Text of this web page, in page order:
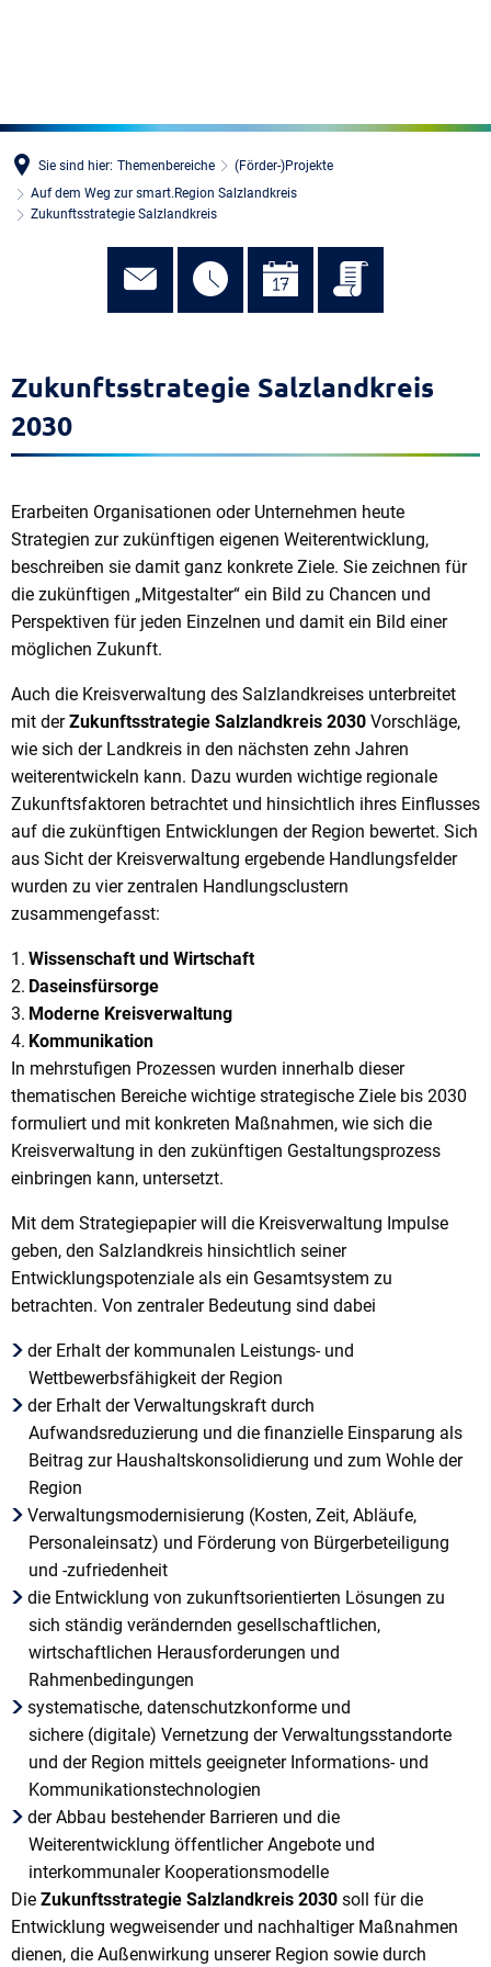
Sie sind hier: Themenbereiche
(Förder-)Projekte
Auf dem Weg zur smart.Region Salzlandkreis
Zukunftsstrategie Salzlandkreis
Zukunftsstrategie Salzlandkreis
2030
Erarbeiten Organisationen oder Unternehmen heute
Strategien zur zukünftigen eigenen Weiterentwicklung,
beschreiben sie damit ganz konkrete Ziele. Sie zeichnen für
die zukünftigen „Mitgestalter“ ein Bild zu Chancen und
Perspektiven für jeden Einzelnen und damit ein Bild einer
möglichen Zukunft.
Auch die Kreisverwaltung des Salzlandkreises unterbreitet
mit derZukunftsstrategie Salzlandkreis 2030 Vorschläge,
wie sich der Landkreis in den nächsten zehn Jahren
weiterentwickeln kann. Dazu wurden wichtige regionale
Zukunftsfaktoren betrachtet und hinsichtlich ihres Einflusses
auf die zukünftigen Entwicklungen der Region bewertet. Sich
aus Sicht der Kreisverwaltung ergebende Handlungsfelder
wurden zu vier zentralen Handlungsclustern
zusammengefasst:
Wissenschaft und Wirtschaft
Daseinsfürsorge
Moderne Kreisverwaltung
Kommunikation
In mehrstufigen Prozessen wurden innerhalb dieser
thematischen Bereiche wichtige strategische Ziele bis 2030
formuliert und mit konkreten Maßnahmen, wie sich die
Kreisverwaltung in den zukünftigen Gestaltungsprozess
einbringen kann, untersetzt.
Mit dem Strategiepapier will die Kreisverwaltung Impulse
geben, den Salzlandkreis hinsichtlich seiner
Entwicklungspotenziale als ein Gesamtsystem zu
betrachten. Von zentraler Bedeutung sind dabei
der Erhalt der kommunalen Leistungs- und
Wettbewerbsfähigkeit der Region
der Erhalt der Verwaltungskraft durch
Aufwandsreduzierung und die finanzielle Einsparung als
Beitrag zur Haushaltskonsolidierung und zum Wohle der
Region
Verwaltungsmodernisierung (Kosten, Zeit, Abläufe,
Personaleinsatz) und Förderung von Bürgerbeteiligung
und -zufriedenheit
die Entwicklung von zukunftsorientierten Lösungen zu
sich ständig verändernden gesellschaftlichen,
wirtschaftlichen Herausforderungen und
Rahmenbedingungen
systematische, datenschutzkonforme und
sichere (digitale) Vernetzung der Verwaltungsstandorte
und der Region mittels geeigneter Informations- und
Kommunikationstechnologien
der Abbau bestehender Barrieren und die
Weiterentwicklung öffentlicher Angebote und
interkommunaler Kooperationsmodelle
Die Zukunftsstrategie Salzlandkreis 2030 soll für die
Entwicklung wegweisender und nachhaltiger Maßnahmen
dienen, die Außenwirkung unserer Region sowie durch